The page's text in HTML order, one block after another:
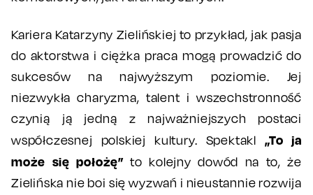
Kariera Katarzyny Zielińskiej to przykład, jak pasja
do aktorstwa i ciężka praca mogą prowadzić do
sukcesów na najwyższym poziomie. Jej
niezwykła charyzma, talent i wszechstronność
czynią ją jedną z najważniejszych postaci
współczesnej polskiej kultury. Spektakl „To ja
może się położę”to kolejny dowód na to, że
Zielińska nie boi się wyzwań i nieustannie rozwija